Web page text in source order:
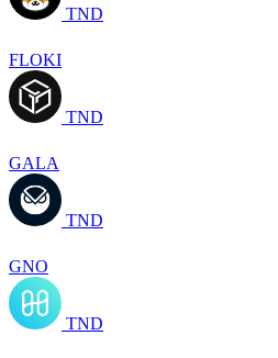
TND
FLOKI
TND
GALA
TND
GNO
TND